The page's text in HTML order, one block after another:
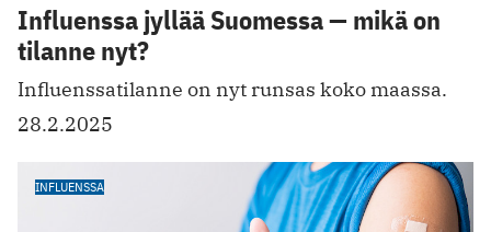
Influenssa jyllää Suomessa — mikä on
tilanne nyt?
Influenssatilanne on nyt runsas koko maassa.
28.2.2025
INFLUENSSA